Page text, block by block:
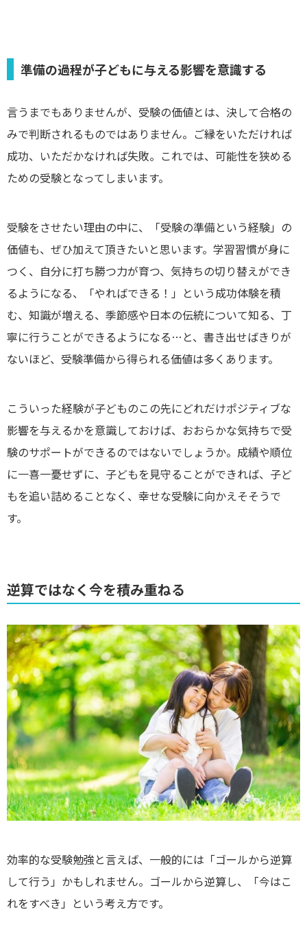
準備の過程が子どもに与える影響を意識する
言うまでもありませんが、受験の価値とは、決して合格の
みで判断されるものではありません。ご縁をいただければ
成功、いただかなければ失敗。これでは、可能性を狭める
ための受験となってしまいます。
受験をさせたい理由の中に、「受験の準備という経験」の
価値も、ぜひ加えて頂きたいと思います。学習習慣が身に
つく、自分に打ち勝つ力が育つ、気持ちの切り替えができ
るようになる、「やればできる！」という成功体験を積
む、知識が増える、季節感や日本の伝統について知る、丁
寧に行うことができるようになる…と、書き出せばきりが
ないほど、受験準備から得られる価値は多くあります。
こういった経験が子どものこの先にどれだけポジティブな
影響を与えるかを意識しておけば、おおらかな気持ちで受
験のサポートができるのではないでしょうか。成績や順位
に一喜一憂せずに、子どもを見守ることができれば、子ど
もを追い詰めることなく、幸せな受験に向かえそそうで
す。
逆算ではなく今を積み重ねる
効率的な受験勉強と言えば、一般的には「ゴールから逆算
して行う」かもしれません。ゴールから逆算し、「今はこ
れをすべき」という考え方です。